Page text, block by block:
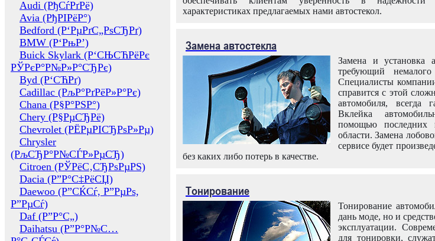
Audi (РђСѓРґРё)
Avia (РђРІРёР°)
Bedford (Р‘РµРґС„РѕСЂРґ)
BMW (Р‘РњР’)
Buick Skylark (Р‘СЊСЋРёРє
РЎРєР°Р№Р»Р°СЂРє)
Byd (Р‘СЋРґ)
Cadillac (РљР°РґРёР»Р°Рє)
Chana (Р§Р°РЅР°)
Chery (Р§РµСЂРё)
Chevrolet (РЁРµРІСЂРѕР»Рµ)
Chrysler
(РљСЂР°Р№СЃР»РµСЂ)
Citroen (РЎРёС‚СЂРѕРµРЅ)
Dacia (Р”Р°С‡РёСЏ)
Daewoo (Р”СЌСѓ, Р”РµРѕ,
Р”РµСѓ)
Daf (Р”Р°С„)
Daihatsu (Р”Р°Р№С…
характеристиках предлагаемых нами автостекол.
Замена автостекла
Замена и установка
требующий
Специалисты
справится с этой
автомобиля, всегда
Вклейка
помощью последних
области. Замена
сервисе будет
без каких либо потерь в качестве.
Тонирование
Тонирование
дань моде, но и
эксплуатации.
для тонировки,